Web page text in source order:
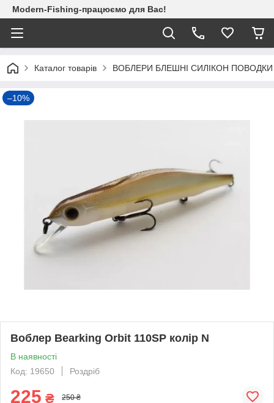
Modern-Fishing-працюємо для Вас!
Каталог товарів ВОБЛЕРИ БЛЕШНІ СИЛІКОН
–10%
Воблер Bearking Orbit 110SP колір N
В наявності
Код: 19650
Роздріб
225 ₴ 250 ₴